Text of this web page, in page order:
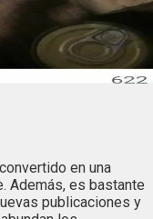
en una
Además, es bastante
publicaciones y